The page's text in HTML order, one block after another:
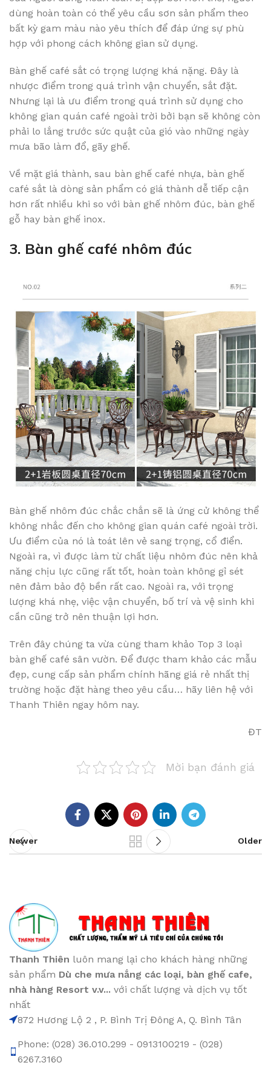
dùng hoàn toàn có thể yêu cầu sơn sản phẩm theo
bất kỳ gam màu nào yêu thích để đáp ứng sự phù
hợp với phong cách không gian sử dụng.
Bàn ghế café sắt có trọng lượng khá nặng. Đây là
nhược điểm trong quá trình vận chuyển, sắt đặt.
Nhưng lại là ưu điểm trong quá trình sử dụng cho
không gian quán café ngoài trời bởi bạn sẽ không còn
phải lo lắng trước sức quật của gió vào những ngày
mưa bão làm đổ, gãy ghế.
Về mặt giá thành, sau bàn ghế café nhựa, bàn ghế
café sắt là dòng sản phẩm có giá thành dễ tiếp cận
hơn rất nhiều khi so với bàn ghế nhôm đúc, bàn ghế
gỗ hay bàn ghế inox.
3. Bàn ghế café nhôm đúc
Bàn ghế nhôm đúc chắc chắn sẽ là ứng cử không thể
không nhắc đến cho không gian quán café ngoài trời.
Ưu điểm của nó là toát lên vẻ sang trọng, cổ điển.
Ngoài ra, vì được làm từ chất liệu nhôm đúc nên khả
năng chịu lực cũng rất tốt, hoàn toàn không gỉ sét
nên đảm bảo độ bền rất cao. Ngoài ra, với trọng
lượng khá nhẹ, việc vận chuyển, bố trí và vệ sinh khi
cần cũng trở nên thuận lợi hơn.
Trên đây chúng ta vừa cùng tham khảo Top 3 loại
bàn ghế café sân vườn. Để được tham khảo các mẫu
đẹp, cung cấp sản phẩm chính hãng giá rẻ nhất thị
trường hoặc đặt hàng theo yêu cầu… hãy liên hệ với
Thanh Thiên ngay hôm nay.
ĐT
Mời bạn đánh giá
Newer Older
Thanh Thiên luôn mang lại cho khách hàng những
sản phẩm Dù che mưa nắng các loại, bàn ghế cafe,
nhà hàng Resort v.v... với chất lượng và dịch vụ tốt
nhất
872 Hương Lộ 2 , P. Bình Trị Đông A, Q. Bình Tân
Phone: (028) 36.010.299 - 0913100219 - (028)
6267.3160